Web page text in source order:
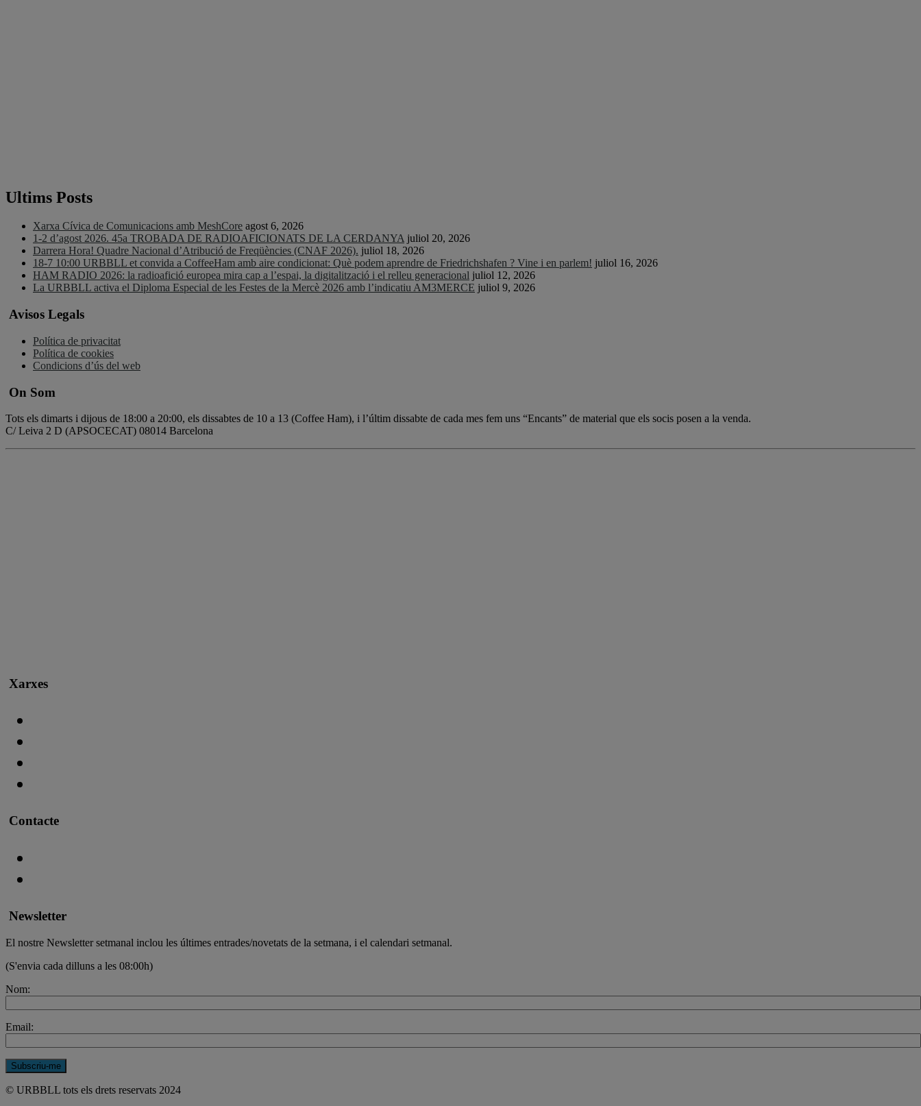
Ultims Posts
Xarxa Cívica de Comunicacions amb MeshCore agost 6, 2026
1-2 d’agost 2026. 45a TROBADA DE RADIOAFICIONATS DE LA CERDANYA juliol 20, 2026
Darrera Hora! Quadre Nacional d’Atribució de Freqüències (CNAF 2026). juliol 18, 2026
18-7 10:00 URBBLL et convida a CoffeeHam amb aire condicionat: Què podem aprendre de Friedrichshafen ? Vine i en parlem! juliol 16, 2026
HAM RADIO 2026: la radioafició europea mira cap a l’espai, la digitalització i el relleu generacional juliol 12, 2026
La URBBLL activa el Diploma Especial de les Festes de la Mercè 2026 amb l’indicatiu AM3MERCE juliol 9, 2026
Avisos Legals
Política de privacitat
Política de cookies
Condicions d’ús del web
On Som
Tots els dimarts i dijous de 18:00 a 20:00, els dissabtes de 10 a 13 (Coffee Ham), i l’últim dissabte de cada mes fem uns “Encants” de material que els socis posen a la venda.
C/ Leiva 2 D (APSOCECAT) 08014 Barcelona
Xarxes
Contacte
Newsletter
El nostre Newsletter setmanal inclou les últimes entrades/novetats de la setmana, i el calendari setmanal.
(S'envia cada dilluns a les 08:00h)
Nom:
Email:
© URBBLL tots els drets reservats 2024